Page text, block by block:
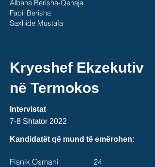
Albana Berisha-Qehaja
Fadil Berisha
Saxhide Mustafa
Kryeshef Ekzekutiv
në Termokos
Intervistat
7-8 Shtator 2022
Kandidatët që mund të emërohen:
Fisnik Osmani 24